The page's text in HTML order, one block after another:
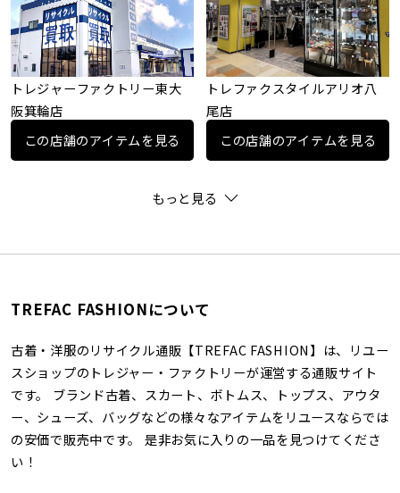
トレジャーファクトリー東大
阪箕輪店
この店舗のアイテムを見る
トレファクスタイルアリオ八
尾店
この店舗のアイテムを見る
もっと見る
TREFAC FASHIONについて
古着・洋服のリサイクル通販【TREFAC FASHION】は、リユー
スショップのトレジャー・ファクトリーが運営する通販サイト
です。 ブランド古着、スカート、ボトムス、トップス、アウタ
ー、シューズ、バッグなどの様々なアイテムをリユースならでは
の安価で販売中です。 是非お気に入りの一品を見つけてくださ
い！